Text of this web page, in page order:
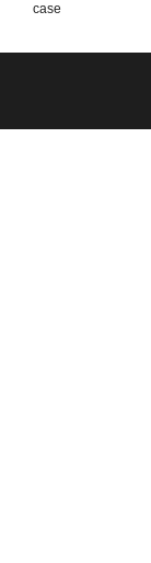
case